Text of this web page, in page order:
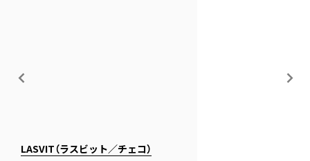
LASVIT（ラスビット／チェコ）